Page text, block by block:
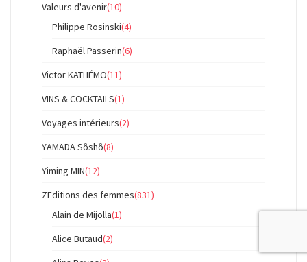
Valeurs d'avenir(10)
Philippe Rosinski(4)
Raphaël Passerin(6)
Victor KATHÉMO(11)
VINS & COCKTAILS(1)
Voyages intérieurs(2)
YAMADA Sôshô(8)
Yiming MIN(12)
ZEditions des femmes(831)
Alain de Mijolla(1)
Alice Butaud(2)